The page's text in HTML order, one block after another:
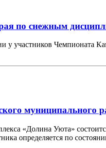
по снежным
у участников Чемпионата
муниципального
«Долина Уюта»
определяется по